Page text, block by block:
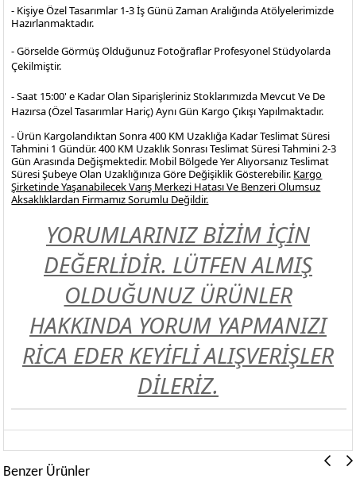
- Kişiye Özel Tasarımlar 1-3 İş Günü Zaman Aralığında Atölyelerimizde
Hazırlanmaktadır.
- Görselde Görmüş Olduğunuz Fotoğraflar ProfesyonelStüdyolarda
Çekilmiştir.
- Saat 15:00' e Kadar Olan Siparişleriniz Stoklarımızda Mevcut Ve De
Hazırsa (Özel Tasarımlar Hariç) Aynı Gün Kargo Çıkışı Yapılmaktadır.
- Ürün Kargolandıktan Sonra 400 KM Uzaklığa Kadar Teslimat Süresi
Tahmini 1 Gündür. 400 KM Uzaklık Sonrası Teslimat Süresi Tahmini 2-3
Gün Arasında Değişmektedir. Mobil Bölgede Yer Alıyorsanız Teslimat
Süresi Şubeye Olan Uzaklığınıza Göre Değişiklik Gösterebilir. Kargo
Şirketinde Yaşanabilecek Varış Merkezi Hatası Ve Benzeri Olumsuz
Aksaklıklardan Firmamız Sorumlu Değildir.
YORUMLARINIZ BİZİM İÇİN
DEĞERLİDİR. LÜTFEN ALMIŞ
OLDUĞUNUZ ÜRÜNLER
HAKKINDA YORUM YAPMANIZI
RİCA EDER KEYİFLİ ALIŞVERİŞLER
DİLERİZ.
Benzer Ürünler